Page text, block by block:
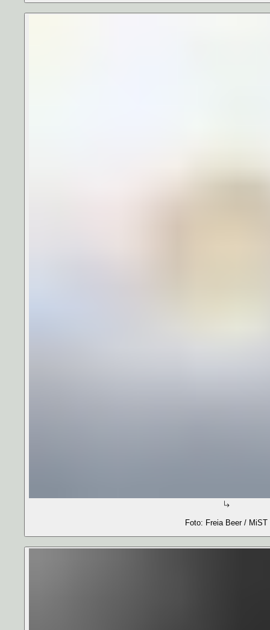
Foto: Freia Beer / MiST